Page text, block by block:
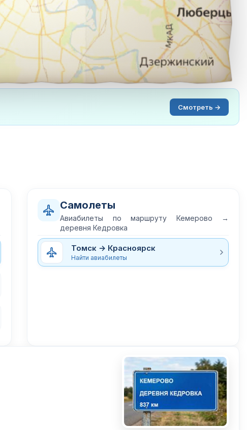
Смотреть →
Самолеты
Авиабилеты по маршруту Кемерово →
деревня Кедровка
Томск → Красноярск
Найти авиабилеты